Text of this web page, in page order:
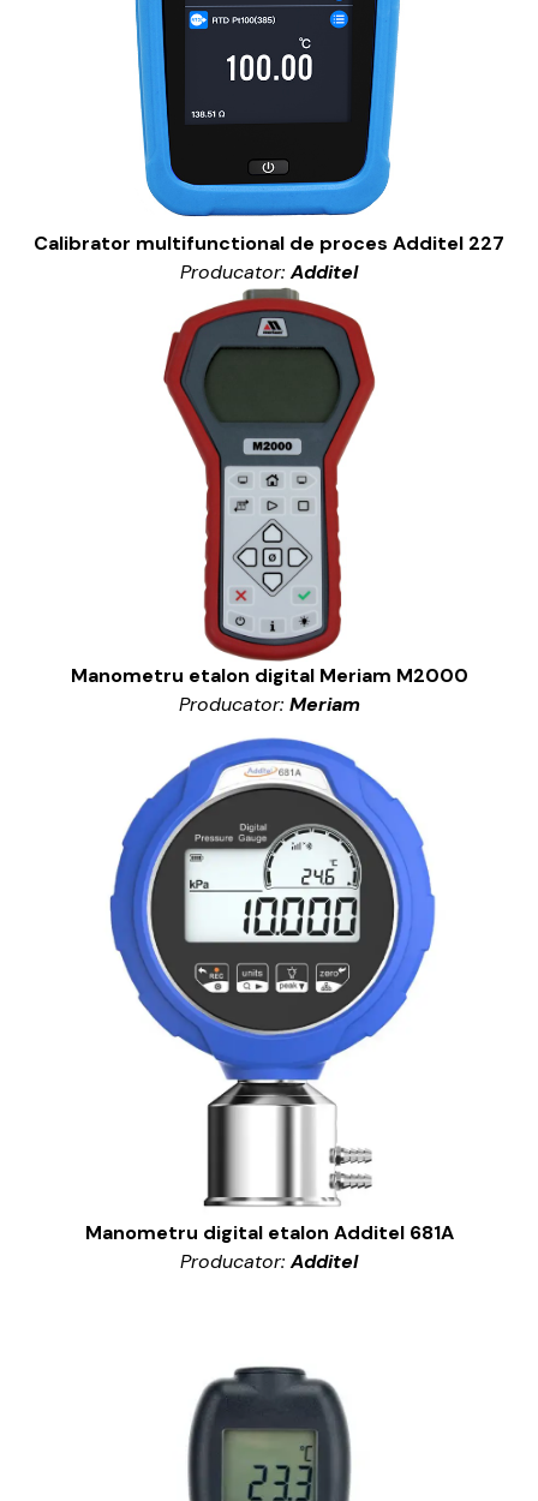
Calibrator multifunctional de proces Additel 227
Producator:Additel
Manometru etalon digital Meriam M2000
Producator: Meriam
Manometru digital etalon Additel 681A
Producator:Additel